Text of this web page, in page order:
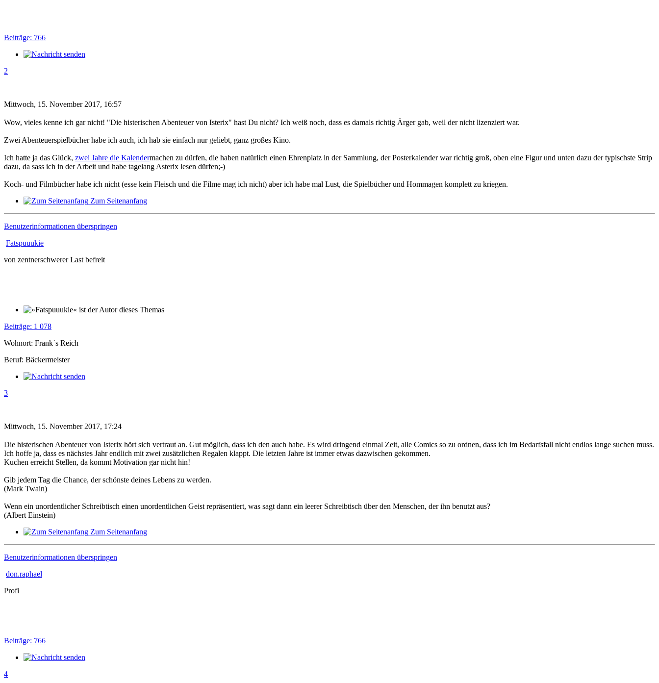
Beiträge: 766
2
Mittwoch, 15. November 2017, 16:57
Wow, vieles kenne ich gar nicht! "Die histerischen Abenteuer von Isterix" hast Du nicht? Ich weiß noch, dass es damals richtig Ärger gab, weil der nicht lizenziert war.
Zwei Abenteuerspielbücher habe ich auch, ich hab sie einfach nur geliebt, ganz großes Kino.
Ich hatte ja das Glück, zwei Jahre die Kalendermachen zu dürfen, die haben natürlich einen Ehrenplatz in der Sammlung, der Posterkalender war richtig groß, oben eine Figur und unten dazu der typischste Strip
dazu, da sass ich in der Arbeit und habe tagelang Asterix lesen dürfen;-)
Koch- und Filmbücher habe ich nicht (esse kein Fleisch und die Filme mag ich nicht) aber ich habe mal Lust, die Spielbücher und Hommagen komplett zu kriegen.
Zum Seitenanfang
Benutzerinformationen überspringen
Fatspuuukie
von zentnerschwerer Last befreit
Beiträge: 1 078
Wohnort: Frank´s Reich
Beruf: Bäckermeister
3
Mittwoch, 15. November 2017, 17:24
Die histerischen Abenteuer von Isterix hört sich vertraut an. Gut möglich, dass ich den auch habe. Es wird dringend einmal Zeit, alle Comics so zu ordnen, dass ich im Bedarfsfall nicht endlos lange suchen muss.
Ich hoffe ja, dass es nächstes Jahr endlich mit zwei zusätzlichen Regalen klappt. Die letzten Jahre ist immer etwas dazwischen gekommen.
Kuchen erreicht Stellen, da kommt Motivation gar nicht hin!
Gib jedem Tag die Chance, der schönste deines Lebens zu werden.
(Mark Twain)
Wenn ein unordentlicher Schreibtisch einen unordentlichen Geist repräsentiert, was sagt dann ein leerer Schreibtisch über den Menschen, der ihn benutzt aus?
(Albert Einstein)
Zum Seitenanfang
Benutzerinformationen überspringen
don.raphael
Profi
Beiträge: 766
4